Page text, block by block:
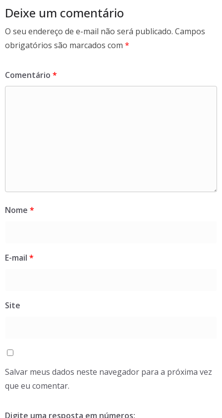
k
Deixe um comentário
O seu endereço de e-mail não será publicado. Campos
obrigatórios são marcados com *
Comentário *
Nome *
E-mail *
Site
Salvar meus dados neste navegador para a próxima vez
que eu comentar.
Digite uma resposta em números: